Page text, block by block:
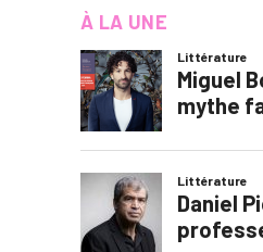
À LA UNE